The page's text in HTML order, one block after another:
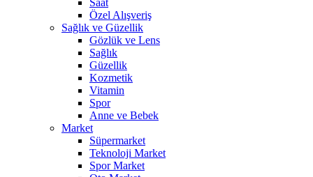
Saat
Özel Alışveriş
Sağlık ve Güzellik
Gözlük ve Lens
Sağlık
Güzellik
Kozmetik
Vitamin
Spor
Anne ve Bebek
Market
Süpermarket
Teknoloji Market
Spor Market